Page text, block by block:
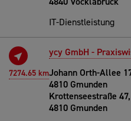
IT-Dienstleistung
7274.65 km
ycy GmbH -
Johann Orth-Allee
4810 Gmunden
Krottenseestraße 47,
4810 Gmunden